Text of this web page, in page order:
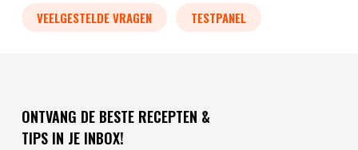
VEELGESTELDE VRAGEN TESTPANEL
ONTVANG DE BESTE RECEPTEN &
TIPS IN JE INBOX!